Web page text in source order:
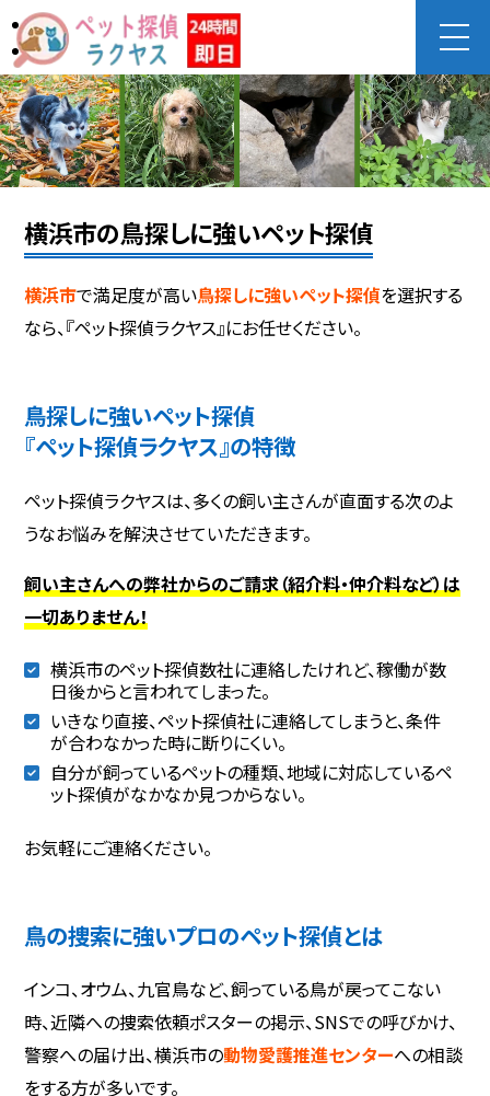
横浜市の鳥探しに強いペット探偵
横浜市で満足度が高い鳥探しに強いペット探偵を選択する
なら、『ペット探偵ラクヤス』にお任せください。
鳥探しに強いペット探偵
『ペット探偵ラクヤス』の特徴
ペット探偵ラクヤスは、多くの飼い主さんが直面する次のよ
うなお悩みを解決させていただきます。
飼い主さんへの弊社からのご請求（紹介料・仲介料など）は
一切ありません！
横浜市のペット探偵数社に連絡したけれど、稼働が数
日後からと言われてしまった。
いきなり直接、ペット探偵社に連絡してしまうと、条件
が合わなかった時に断りにくい。
自分が飼っているペットの種類、地域に対応しているペ
ット探偵がなかなか見つからない。
お気軽にご連絡ください。
鳥の捜索に強いプロのペット探偵とは
インコ、オウム、九官鳥など、飼っている鳥が戻ってこない
時、近隣への捜索依頼ポスターの掲示、SNSでの呼びかけ、
警察への届け出、横浜市の動物愛護推進センターへの相談
をする方が多いです。